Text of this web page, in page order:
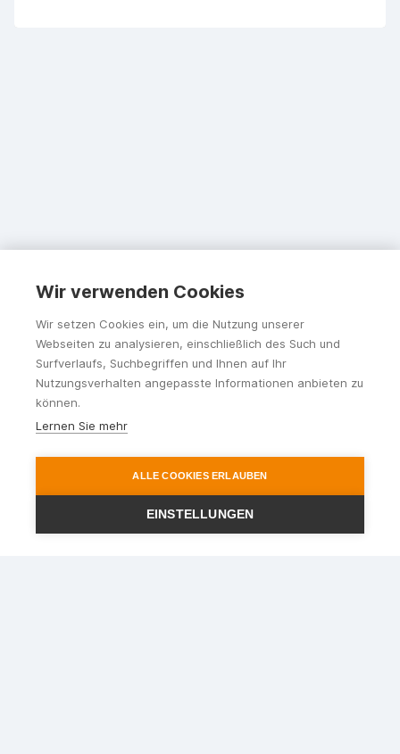
Wir verwenden Cookies
Wir setzen Cookies ein, um die Nutzung unserer
Webseiten zu analysieren, einschließlich des Such und
Surfverlaufs, Suchbegriffen und Ihnen auf Ihr
Nutzungsverhalten angepasste Informationen anbieten zu
können.
Lernen Sie mehr
ALLE COOKIES ERLAUBEN
EINSTELLUNGEN